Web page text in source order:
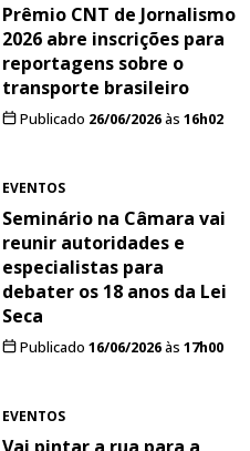
Prêmio CNT de Jornalismo
2026 abre inscrições para
reportagens sobre o
transporte brasileiro
Publicado 26/06/2026às 16h02
EVENTOS
Seminário na Câmara vai
reunir autoridades e
especialistas para
debater os 18 anos da Lei
Seca
Publicado 16/06/2026às 17h00
EVENTOS
Vai pintar a rua para a